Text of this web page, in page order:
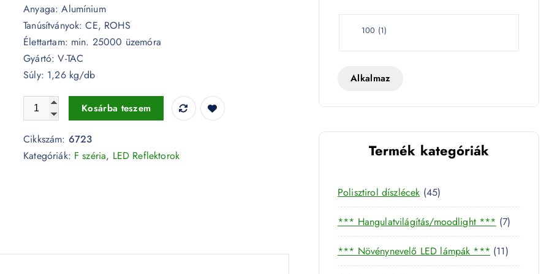
Anyaga: Alumínium
Tanúsítványok: CE, ROHS
Élettartam: min. 25000 üzemóra
Gyártó: V-TAC
Súly: 1,26 kg/db
100W fekete LED reflektor F széria 6500K IP65 - 6723 mennyiség
Kosárba teszem
Cikkszám: 6723
Kategóriák: F széria, LED Reflektorok
W
t
100 (1)
Alkalmaz
Termék kategóriák
Polisztirol díszlécek 454
5
t
e
r
*** Hangulatvilágítás/moodlight *** 77
t
e
r
*** Növénynevelő LED lámpák *** 111
1